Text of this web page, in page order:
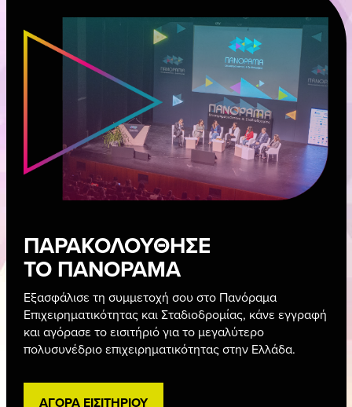
ΤΟ ΠΑΝΟΡΑΜΑ
ΑΓΟΡΑ ΕΙΣΙΤΗΡΙΟΥ
ΕΠΙΚΟΙΝΩΝΙΑ
GALLERY
ΠΑΝΟΡΑΜΑ APP
ΓΙΑ ΕΠΙΧΕΙΡΗΣΕΙΣ
ΣΥΜΜΕΤΟΧΗ ΕΠΙΧΕΙΡΗΣΗΣ Η ΟΜΑΔΑ ΠΑΚΕΤΑ ΣΥΜΜΕΤΟΧΗΣ
27 – 29 ΜΑΡΤΙΟΥ 2026
16ο ΠΑΝΟΡΑΜΑ
ΕΠΙΧΕΙΡΗΜΑΤΙΚΟΤΗΤΑΣ &
ΜΕΓΑΡΟ ΜΟΥΣΙΚΗΣ ΑΘΗΝΩΝ
ΠΑΡ 13:00 – 20:15 / ΣΑΒ 11:30 – 19:00 / ΚΥΡ 11:30 – 20:00
ΠΑΡΑΚΟΛΟΥΘΗΣΕ
ΤΟ ΠΑΝΟΡΑΜΑ
Εξασφάλισε τη συμμετοχή σου στο Πανόραμα
Επιχειρηματικότητας και Σταδιοδρομίας, κάνε εγγραφή
και αγόρασε το εισιτήριό για το μεγαλύτερο
πολυσυνέδριο επιχειρηματικότητας στην Ελλάδα.
ΑΓΟΡΑ ΕΙΣΙΤΗΡΙΟΥ